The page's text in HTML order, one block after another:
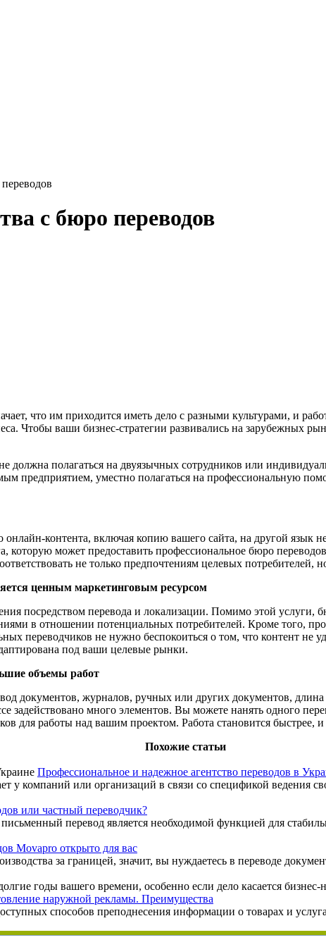
с бюро переводов
что им приходится иметь дело с разными культурами, и
Чтобы ваши бизнес-стратегии развивались на зарубежных
должна полагаться на двуязычных сотрудников или
предприятием, уместно полагаться на профессиональную
контента, включая копию вашего сайта, на другой язык
которую может предоставить профессиональное бюро
не только предпочтениям целевых потребителей,
ценным маркетинговым ресурсом
посредством перевода и локализации. Помимо этой
в отношении потенциальных потребителей. Кроме того,
переводчиков не нужно беспокоиться о том, что контент не
под ваши целевые рынки.
объемы работ
документов, журналов, ручных или других документов, длина
задействовано много элементов. Вы можете нанять одного
для работы над вашим проектом. Работа становится быстрее,
Похожие статьи
Профессиональное и надежное агентство переводов в
у компаний или организаций в связи со спецификой ведения
или частный переводчик?
перевод является необходимой функцией для
Movapro открыто для вас
за границей, значит, вы нуждаетесь в переводе
годы вашего времени, особенно если дело касается
наружной рекламы. Преимущества
способов преподнесения информации о товарах и